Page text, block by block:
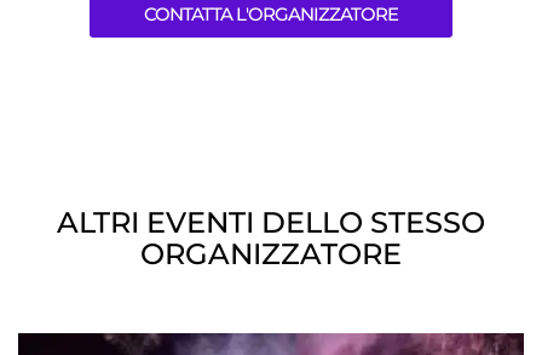
CONTATTA L'ORGANIZZATORE
ALTRI EVENTI DELLO STESSO
ORGANIZZATORE